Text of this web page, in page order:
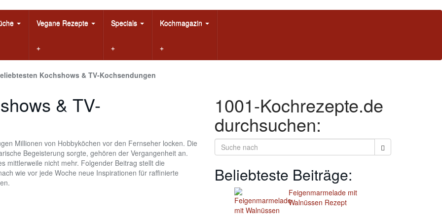
Vegane Rezepte Specials Kochmagazin
Kochshows & TV-Kochsendungen
& TV-
Millionen von Hobbyköchen vor den Fernseher locken. Die
Begeisterung sorgte, gehören der Vergangenheit an.
mittlerweile nicht mehr. Folgender Beitrag stellt die
wie vor jede Woche neue Inspirationen für raffinierte
1001-Kochrezepte.de
durchsuchen:
Beliebteste Beiträge:
Feigenmarmelade mit
Walnüssen Rezept